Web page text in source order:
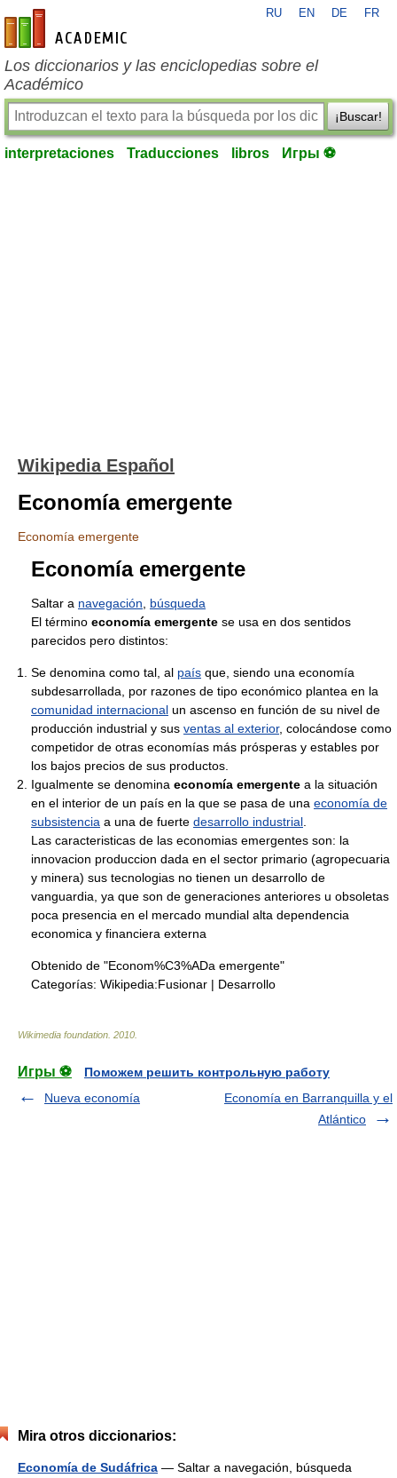
es-academic.com
RU EN DE FR
Los diccionarios y las enciclopedias sobre el
Académico
¡Buscar!
interpretaciones Traducciones libros Игры ⚽
Wikipedia Español
Economía emergente
Economía emergente
Economía emergente
Saltar a navegación
búsqueda
El término economía emergente se usa en dos sentidos
parecidos pero distintos:
Se denomina como tal, al país que, siendo una economía
subdesarrollada, por razones de tipo económico plantea en la
comunidad internacional un ascenso en función de su nivel de
producción industrial y sus ventas al exterior, colocándose como
competidor de otras economías más prósperas y estables por
los bajos precios de sus productos.
Igualmente se denomina economía emergente a la situación
en el interior de un país en la que se pasa de una economía de
subsistencia a una de fuerte desarrollo industrial
Las caracteristicas de las economias emergentes son: la
innovacion produccion dada en el sector primario (agropecuaria
y minera) sus tecnologias no tienen un desarrollo de
vanguardia, ya que son de generaciones anteriores u obsoletas
poca presencia en el mercado mundial alta dependencia
economica y financiera externa
Obtenido de "Econom%C3%ADa emergente"
Categorías: Wikipedia:Fusionar | Desarrollo
Wikimedia foundation 2010
Игры ⚽
Поможем решить контрольную работу
Nueva economía
Economía en Barranquilla y el
Atlántico
Mira otros diccionarios:
Economía de Sudáfrica — Saltar a navegación, búsqueda